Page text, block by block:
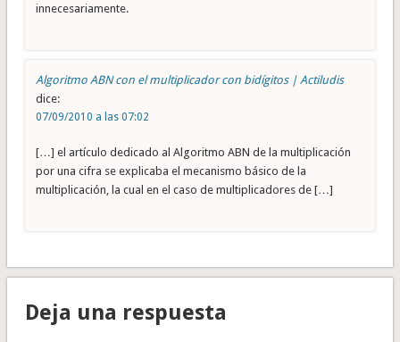
innecesariamente.
Algoritmo ABN con el multiplicador con bidígitos | Actiludis
dice:
07/09/2010 a las 07:02
[…] el artículo dedicado al Algoritmo ABN de la multiplicación
por una cifra se explicaba el mecanismo básico de la
multiplicación, la cual en el caso de multiplicadores de […]
Deja una respuesta